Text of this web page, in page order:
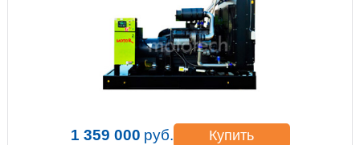
1 359 000 руб. Купить